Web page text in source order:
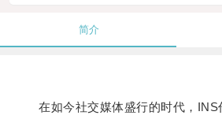
简介
在如今社交媒体盛行的时代，INS